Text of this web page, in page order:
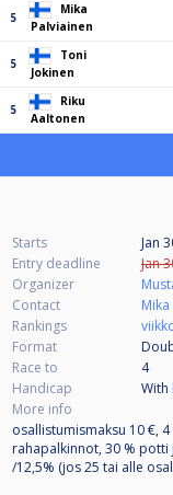
5
Mika
Palviainen
5
Toni
Jokinen
5
Riku
Aaltonen
Starts
Jan
Entry deadline
Jan
Organizer
Contact
Rankings
Format
Race to
4
Handicap
With
More info
osallistumismaksu 10 €,
rahapalkinnot, 30 % potti
/12,5% (jos 25 tai alle